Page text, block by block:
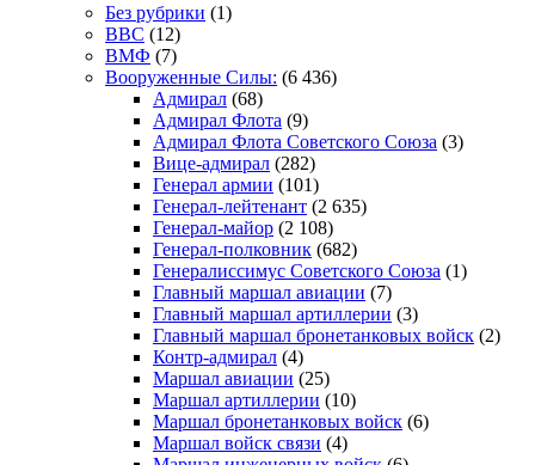
Без рубрики (1)
ВВС (12)
ВМФ (7)
Вооруженные Силы: (6 436)
Адмирал (68)
Адмирал Флота (9)
Адмирал Флота Советского Союза (3)
Вице-адмирал (282)
Генерал армии (101)
Генерал-лейтенант (2 635)
Генерал-майор (2 108)
Генерал-полковник (682)
Генералиссимус Советского Союза (1)
Главный маршал авиации (7)
Главный маршал артиллерии (3)
Главный маршал бронетанковых войск (2)
Контр-адмирал (4)
Маршал авиации (25)
Маршал артиллерии (10)
Маршал бронетанковых войск (6)
Маршал войск связи (4)